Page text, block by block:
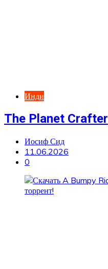
Инди
The Planet Crafter
Иосиф Сид
11.06.2026
0